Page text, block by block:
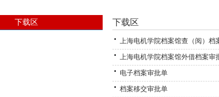
下载区 下载区
上海电机学院档案馆查（阅）档
上海电机学院档案馆外借档案审
电子档案审批单
档案移交审批单